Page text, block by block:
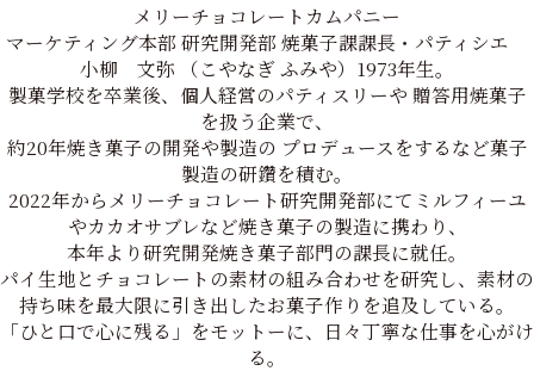
メリーチョコレートカムパニー
マーケティング本部 研究開発部 焼菓子課課長・パティシエ
小柳 文弥 （こやなぎ ふみや）1973年生。
製菓学校を卒業後、個人経営のパティスリーや 贈答用焼菓子
を扱う企業で、
約20年焼き菓子の開発や製造の プロデュースをするなど菓子
製造の研鑽を積む。
2022年からメリーチョコレート研究開発部にてミルフィーユ
やカカオサブレなど焼き菓子の製造に携わり、
本年より研究開発焼き菓子部門の課長に就任。
パイ生地とチョコレートの素材の組み合わせを研究し、素材の
持ち味を最大限に引き出したお菓子作りを追及している。
「ひと口で心に残る」をモットーに、日々丁寧な仕事を心がけ
る。